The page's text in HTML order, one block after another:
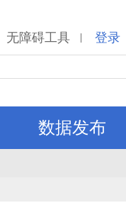
无障碍工具 | 登录
数据发布